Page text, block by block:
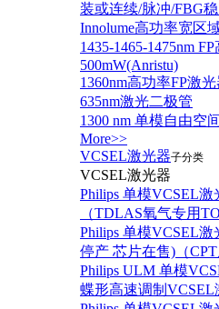
装或连续/脉冲/FBG
Innolume高功率宽区
1435-1465-1475nm
500mW(Anristu)
1360nm高功率FP激
635nm激光二极管
1300 nm 单模自由空
More>>
VCSEL激光器子分类
VCSEL激光器
Philips 单模VCSEL激
（TDLAS氧气专用
Philips 单模VCSEL激
停产 芯片在售)（CPT
Philips ULM 单模
蝶形高速调制VCSEL